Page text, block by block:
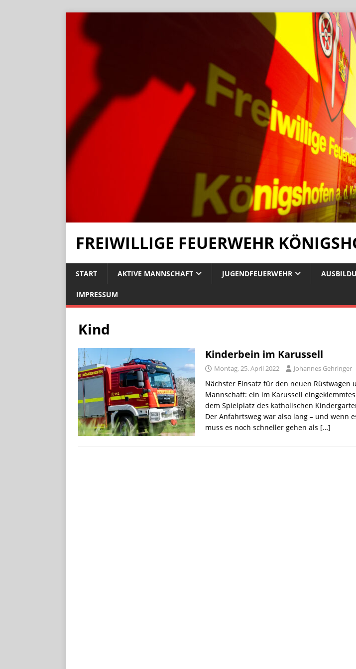
FREIWILLIGE FEUERWEHR
START AKTIVE MANNSCHAFT JUGENDFEUERWEHR
IMPRESSUM
Kind
Kinderbein im Karussell
Montag, 25. April 2022 Johannes Gehringer
Nächster Einsatz für den neuen Rüstwagen
Mannschaft: ein im Karussell
dem Spielplatz des katholischen
Der Anfahrtsweg war also lang – und wenn
muss es noch schneller gehen als […]